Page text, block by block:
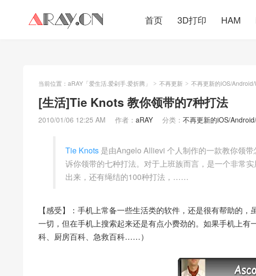
首页 3D打印 HAM
当前位置： aRAY「爱生活.爱剁手.爱折腾」 > 不再更新 > 不再更新的iOS/Android/
[生活]Tie Knots 教你领带的7种打法
2010/01/06 12:25 AM 作者： aRAY 分类： 不再更新的iOS/
Tie Knots 是由Angelo Allievi 个人制作的一款教你领
诉你领带的七种打法。对于上班族而言，是一个非常
出来，还有绳结的100种打法，……
【感受】：手机上常备一些生活类的软件，还是很有帮助的
一切，但在手机上搜索起来还是有点小费劲的。如果手机上
科、厨房百科、急救百科……）